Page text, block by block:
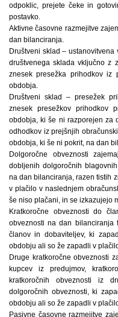
odpoklic, prejete čeke in
postavko.
Aktivne časovne razmejitve
dan bilanciranja.
Društveni sklad –
društvenega sklada vključno z
znesek presežka prihodkov iz
obdobja.
Društveni sklad – presežek
znesek presežkov prihodkov
obdobja, ki še ni razporejen za
odhodkov iz prejšnjih
obdobja, ki še ni pokrit, na dan
Dolgoročne obveznosti
dobljenih dolgoročnih
na dan bilanciranja, razen tistih
v plačilo v naslednjem
še niso plačani, in se izkazujejo
Kratkoročne obveznosti do
obveznosti na dan bilanciranja
članov in dobaviteljev, ki
obdobju ali so že zapadli v
Druge kratkoročne obveznosti
kupcev iz predujmov,
kratkoročnih obveznosti iz
dolgoročnih obveznosti, ki
obdobju ali so že zapadli v
Pasivne časovne razmejitve